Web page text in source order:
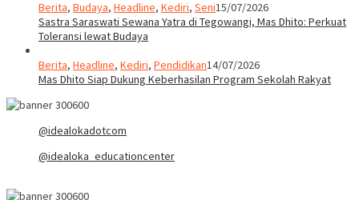
Berita, Budaya, Headline, Kediri, Seni15/07/2026
Sastra Saraswati Sewana Yatra di Tegowangi, Mas Dhito: Perkuat
Toleransi lewat Budaya
Berita, Headline, Kediri, Pendidikan14/07/2026
Mas Dhito Siap Dukung Keberhasilan Program Sekolah Rakyat
@idealokadotcom
@idealoka_educationcenter